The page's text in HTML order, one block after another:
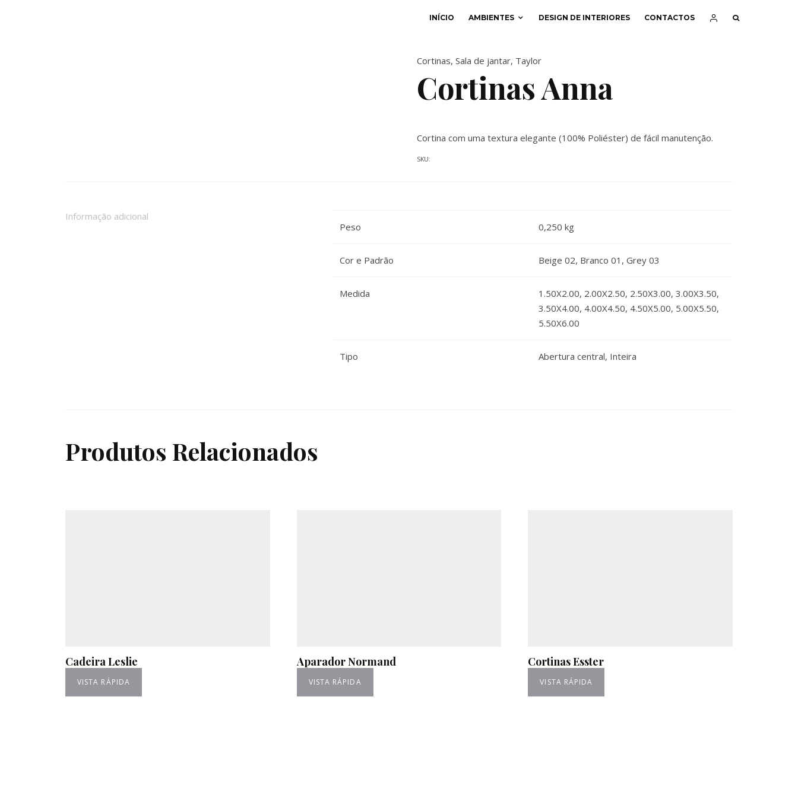
INÍCIO AMBIENTES DESIGN DE INTERIORES CONTACTOS
Cortinas, Sala de jantar, Taylor
Cortinas Anna
Cortina com uma textura elegante (100% Poliéster) de fácil manutenção.
SKU:
Informação adicional
Peso
0,250 kg
Cor e Padrão Beige 02, Branco 01, Grey 03
Medida
1.50X2.00, 2.00X2.50, 2.50X3.00, 3.00X3.50,
3.50X4.00, 4.00X4.50, 4.50X5.00, 5.00X5.50,
5.50X6.00
Tipo Abertura central, Inteira
Produtos Relacionados
Cadeira Leslie
VISTA RÁPIDA
Aparador Normand
VISTA RÁPIDA
Cortinas Esster
VISTA RÁPIDA